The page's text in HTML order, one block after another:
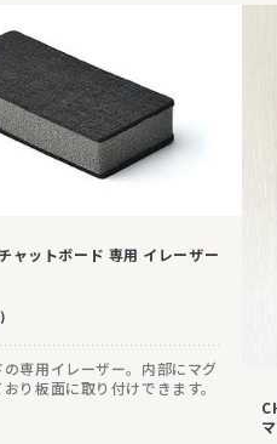
ャットボード 専用 イレーザー
専用イレーザー。内部にマグ
り板面に取り付けできます。